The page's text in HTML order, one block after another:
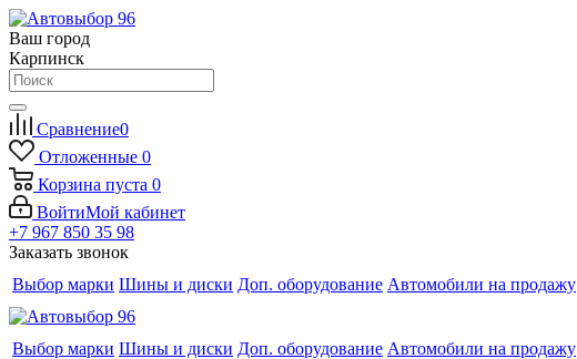
Ваш город
Карпинск
Сравнение0
Отложенные 0
Корзина пуста 0
ВойтиМой кабинет
+7 967 850 35 98
Заказать звонок
Выбор марки Шины и диски Доп. оборудование Автомобили на продажу
Выбор марки Шины и диски Доп. оборудование Автомобили на продажу